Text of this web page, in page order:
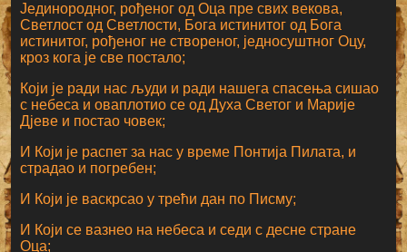
Јединородног, рођеног од Оца пре свих векова,
Светлост од Светлости, Бога истинитог од Бога
истинитог, рођеног не створеног, једносуштног Оцу,
кроз кога је све постало;
Који је ради нас људи и ради нашега спасења сишао
с небеса и оваплотио се од Духа Светог и Марије
Дјеве и постао човек;
И Који је распет за нас у време Понтија Пилата, и
страдао и погребен;
И Који је васкрсао у трећи дан по Писму;
И Који се вазнео на небеса и седи с десне стране
Оца;